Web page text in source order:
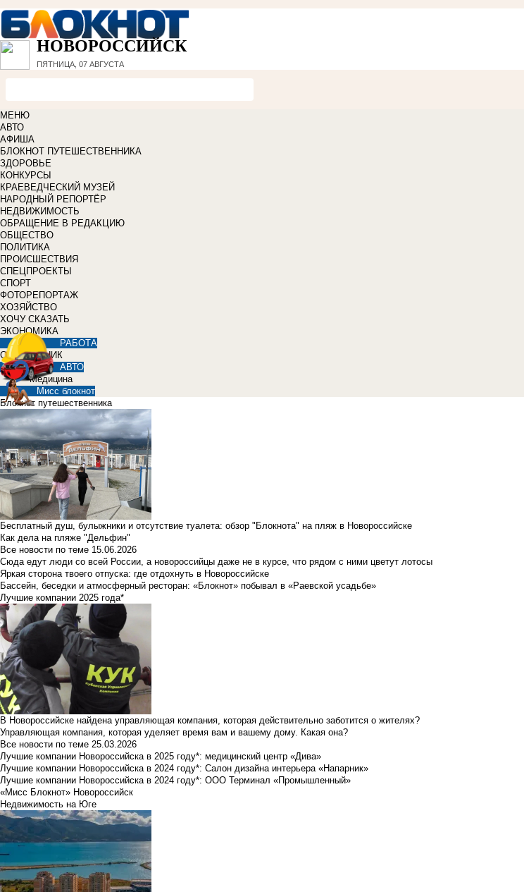
НОВОРОССИЙСК
ПЯТНИЦА, 07 АВГУСТА
МЕНЮ
АВТО
АФИША
БЛОКНОТ ПУТЕШЕСТВЕННИКА
ЗДОРОВЬЕ
КОНКУРСЫ
КРАЕВЕДЧЕСКИЙ МУЗЕЙ
НАРОДНЫЙ РЕПОРТЁР
НЕДВИЖИМОСТЬ
ОБРАЩЕНИЕ В РЕДАКЦИЮ
ОБЩЕСТВО
ПОЛИТИКА
ПРОИСШЕСТВИЯ
СПЕЦПРОЕКТЫ
СПОРТ
ФОТОРЕПОРТАЖ
ХОЗЯЙСТВО
ХОЧУ СКАЗАТЬ
ЭКОНОМИКА
РАБОТА
СПРАВОЧНИК
АВТО
Медицина
Мисс блокнот
Блокнот путешественника
Бесплатный душ, булыжники и отсутствие туалета: обзор "Блокнота" на пляж в Новороссийске
Как дела на пляже "Дельфин"
Все новости по теме 15.06.2026
Сюда едут люди со всей России, а новороссийцы даже не в курсе, что рядом с ними цветут лотосы
Яркая сторона твоего отпуска: где отдохнуть в Новороссийске
Бассейн, беседки и атмосферный ресторан: «Блокнот» побывал в «Раевской усадьбе»
Лучшие компании 2025 года*
В Новороссийске найдена управляющая компания, которая действительно заботится о жителях?
Управляющая компания, которая уделяет время вам и вашему дому. Какая она?
Все новости по теме 25.03.2026
Лучшие компании Новороссийска в 2025 году*: медицинский центр «Дива»
Лучшие компании Новороссийска в 2024 году*: Салон дизайна интерьера «Напарник»
Лучшие компании Новороссийска в 2024 году*: ООО Терминал «Промышленный»
«Мисс Блокнот» Новороссийск
Недвижимость на Юге